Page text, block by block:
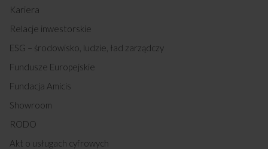
Kariera
Relacje inwestorskie
ESG – środowisko, ludzie, ład zarządczy
Fundusze Europejskie
Fundacja Amicis
Showroom
RODO
Akt o usługach cyfrowych